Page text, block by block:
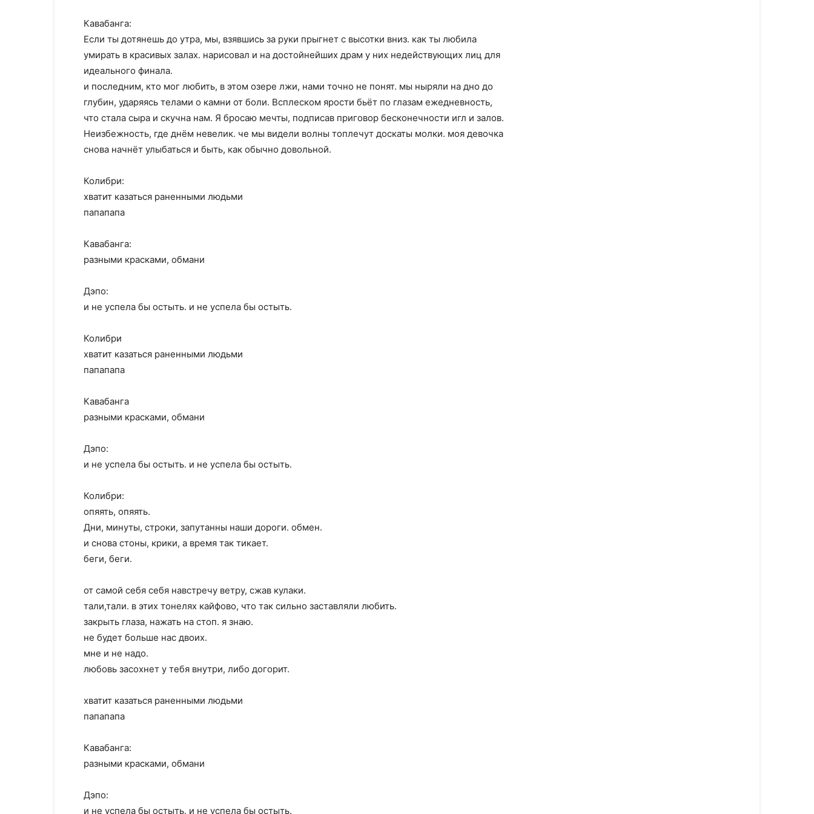
Кавабанга:
Если ты дотянешь до утра, мы, взявшись за руки прыгнет с высотки вниз. как ты любила
умирать в красивых залах. нарисовал и на достойнейших драм у них недействующих лиц для
идеального финала.
и последним, кто мог любить, в этом озере лжи, нами точно не понят. мы ныряли на дно до
глубин, ударяясь телами о камни от боли. Всплеском ярости бьёт по глазам ежедневность,
что стала сыра и скучна нам. Я бросаю мечты, подписав приговор бесконечности игл и залов.
Неизбежность, где днём невелик. че мы видели волны топлечут доскаты молки. моя девочка
снова начнёт улыбаться и быть, как обычно довольной.
Колибри:
хватит казаться раненными людьми
папапапа
Кавабанга:
разными красками, обмани
Дэпо:
и не успела бы остыть. и не успела бы остыть.
Колибри
хватит казаться раненными людьми
папапапа
Кавабанга
разными красками, обмани
Дэпо:
и не успела бы остыть. и не успела бы остыть.
Колибри:
опяять, опяять.
Дни, минуты, строки, запутанны наши дороги. обмен.
и снова стоны, крики, а время так тикает.
беги, беги.
от самой себя себя навстречу ветру, сжав кулаки.
тали,тали. в этих тонелях кайфово, что так сильно заставляли любить.
закрыть глаза, нажать на стоп. я знаю.
не будет больше нас двоих.
мне и не надо.
любовь засохнет у тебя внутри, либо догорит.
хватит казаться раненными людьми
папапапа
Кавабанга:
разными красками, обмани
Дэпо:
и не успела бы остыть. и не успела бы остыть.